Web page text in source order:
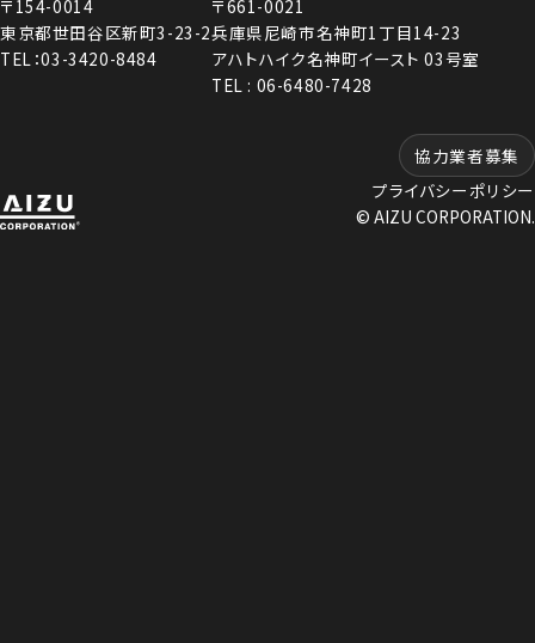
〒154-0014
東京都世田谷区新町3-23-2
TEL：03-3420-8484
〒661-0021
兵庫県尼崎市名神町1丁目14-23
アハトハイク名神町イースト 03号室
TEL : 06-6480-7428
協力業者募集
プライバシーポリシー
© AIZU CORPORATION.